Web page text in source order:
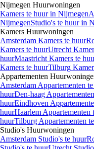
Nijmegen Huurwoningen
Kamers te huur in Nijmegen
NijmegenStudio's te huur in
Kamers Huurwoningen
Amsterdam Kamers te huur
Kamers te huurUtrecht
huurMaastricht Kamers te
Kamers te huurTilburg
Appartementen
Amsterdam Appartementen
huurDen-haag
huurEindhoven
huurHaarlem Appartementen
huurTilburg Appartementen
Studio's Huurwoningen
Amsterdam Studio's te huur